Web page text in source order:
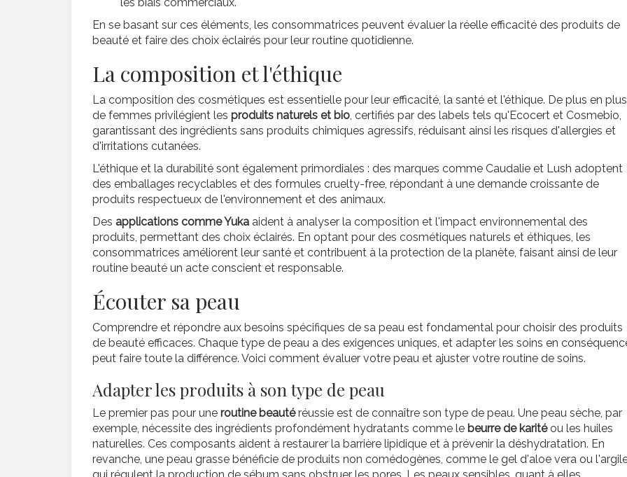
En se basant sur ces éléments, les consommatrices peuvent évaluer la réelle efficacité des produits de
beauté et faire des choix éclairés pour leur routine quotidienne.
La composition et l'éthique
La composition des cosmétiques est essentielle pour leur efficacité, la santé et l'éthique. De plus en plus
de femmes privilégient les produits naturels et bio , certifiés par des labels tels qu'Ecocert et Cosmebio,
garantissant des ingrédients sans produits chimiques agressifs, réduisant ainsi les risques d'allergies et
d'irritations cutanées.
L'éthique et la durabilité sont également primordiales : des marques comme Caudalie et Lush adoptent
des emballages recyclables et des formules cruelty-free, répondant à une demande croissante de
produits respectueux de l'environnement et des animaux.
Des applications comme Yuka aident à analyser la composition et l'impact environnemental des
produits, permettant des choix éclairés. En optant pour des cosmétiques naturels et éthiques, les
consommatrices améliorent leur santé et contribuent à la protection de la planète, faisant ainsi de leur
routine beauté un acte conscient et responsable.
Écouter sa peau
Comprendre et répondre aux besoins spécifiques de sa peau est fondamental pour choisir des produits
de beauté efficaces. Chaque type de peau a des exigences uniques, et adapter les soins en
peut faire toute la différence. Voici comment évaluer votre peau et ajuster votre routine de soins.
Adapter les produits à son type de peau
Le premier pas pour une routine beautéréussie est de connaître son type de peau. Une peau sèche, par
exemple, nécessite des ingrédients profondément hydratants comme le beurre de karitéou les huiles
naturelles. Ces composants aident à restaurer la barrière lipidique et à prévenir la déshydratation. En
revanche, une peau grasse bénéficie de produits non comédogènes, comme le gel d'aloe vera ou
qui régulent la production de sébum sans obstruer les pores. Les peaux sensibles, quant à elles,